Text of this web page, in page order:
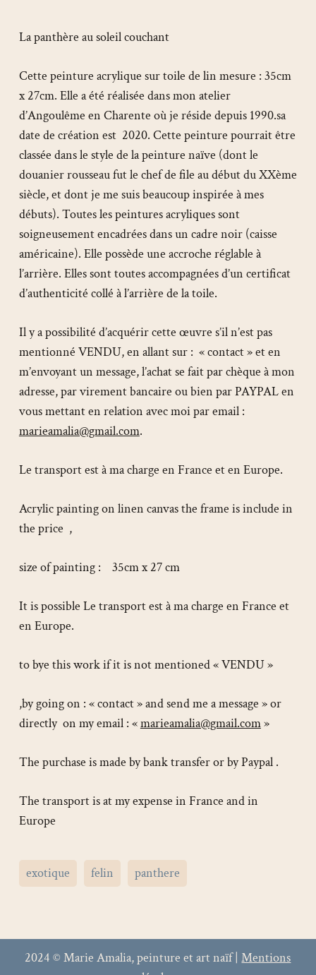
La panthère au soleil couchant
Cette peinture acrylique sur toile de lin mesure : 35cm
x 27cm. Elle a été réalisée dans mon atelier
d’Angoulême en Charente où je réside depuis 1990.sa
date de création est 2020. Cette peinture pourrait être
classée dans le style de la peinture naïve (dont le
douanier rousseau fut le chef de file au début du XXème
siècle, et dont je me suis beaucoup inspirée à mes
débuts). Toutes les peintures acryliques sont
soigneusement encadrées dans un cadre noir (caisse
américaine). Elle possède une accroche réglable à
l’arrière. Elles sont toutes accompagnées d’un certificat
d’authenticité collé à l’arrière de la toile.
Il y a possibilité d’acquérir cette œuvre s’il n’est pas
mentionné VENDU, en allant sur : « contact » et en
m’envoyant un message, l’achat se fait par chèque à mon
adresse, par virement bancaire ou bien par PAYPAL en
vous mettant en relation avec moi par email :
marieamalia@gmail.com.
Le transport est à ma charge en France et en Europe.
Acrylic painting on linen canvas the frame is include in
the price ,
size of painting : 35cm x 27 cm
It is possible Le transport est à ma charge en France et
en Europe.
to bye this work if it is not mentioned « VENDU »
,by going on : « contact » and send me a message » or
directly on my email : «marieamalia@gmail.com»
The purchase is made by bank transfer or by Paypal .
The transport is at my expense in France and in
Europe
exotique felin panthere
2024 © Marie Amalia, peinture et art naïf |Mentions